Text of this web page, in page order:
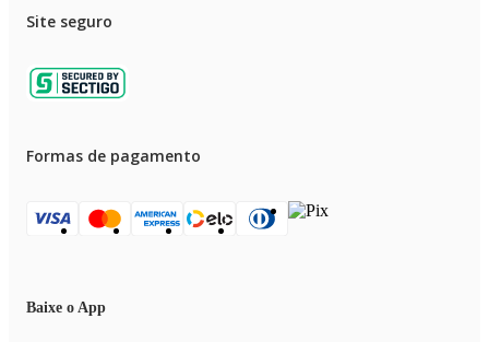
Site seguro
Formas de pagamento
Baixe o App